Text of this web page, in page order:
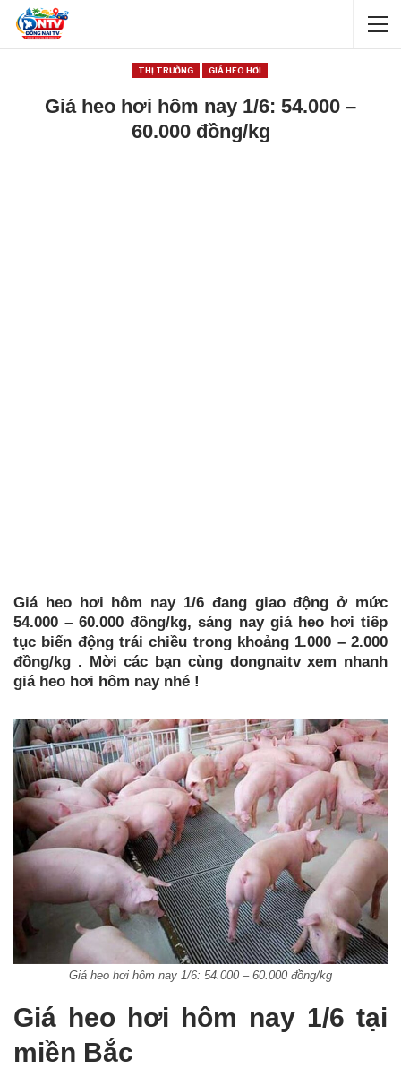
THỊ TRƯỜNG GIÁ HEO HƠI
Giá heo hơi hôm nay 1/6: 54.000 –
60.000 đồng/kg
Giá heo hơi hôm nay 1/6 đang giao động ở mức
54.000 – 60.000 đồng/kg, sáng nay giá heo hơi tiếp
tục biến động trái chiều trong khoảng 1.000 – 2.000
đồng/kg . Mời các bạn cùng dongnaitv xem nhanh
giá heo hơi hôm nay nhé !
Giá heo hơi hôm nay 1/6: 54.000 – 60.000 đồng/kg
Giá heo hơi hôm nay 1/6 tại
miền Bắc